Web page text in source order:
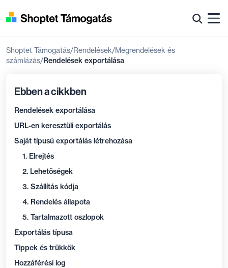
Shoptet Támogatás Rendelések Megrendelések és
számlázás Rendelések exportálása
Ebben a cikkben
Rendelések exportálása
URL-en keresztüli exportálás
Saját típusú exportálás létrehozása
1. Elrejtés
2. Lehetőségek
3. Szállítás kódja
4. Rendelés állapota
5. Tartalmazott oszlopok
Exportálás típusa
Tippek és trükkök
Hozzáférési log